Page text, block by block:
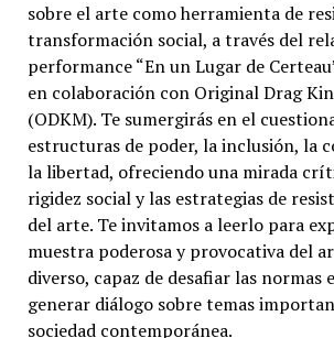
sobre el arte como herramienta de
transformación social, a través del
performance “En un Lugar de
en colaboración con Original Drag
(ODKM). Te sumergirás en el
estructuras de poder, la inclusión, la
la libertad, ofreciendo una mirada
rigidez social y las estrategias de
del arte. Te invitamos a leerlo para
muestra poderosa y provocativa del
diverso, capaz de desafiar las normas
generar diálogo sobre temas
sociedad contemporánea.